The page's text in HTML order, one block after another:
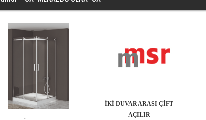
İKİ DUVAR ARASI ÇİFT
AÇILIR